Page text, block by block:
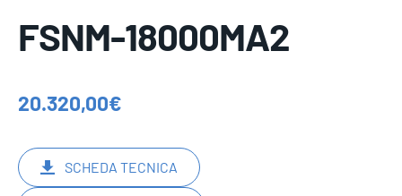
FSNM-18000MA2
20.320,00€
SCHEDA TECNICA